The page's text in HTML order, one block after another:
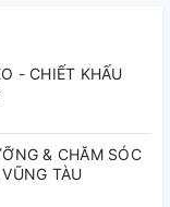
- CHIẾT KHẤU
& CHĂM SÓC
TÀU